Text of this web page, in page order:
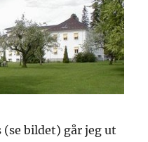
(se bildet) går jeg ut